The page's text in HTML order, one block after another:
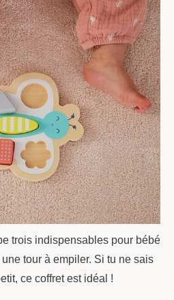
trois indispensables pour bébé
tour à empiler. Si tu ne sais
ce coffret est idéal !